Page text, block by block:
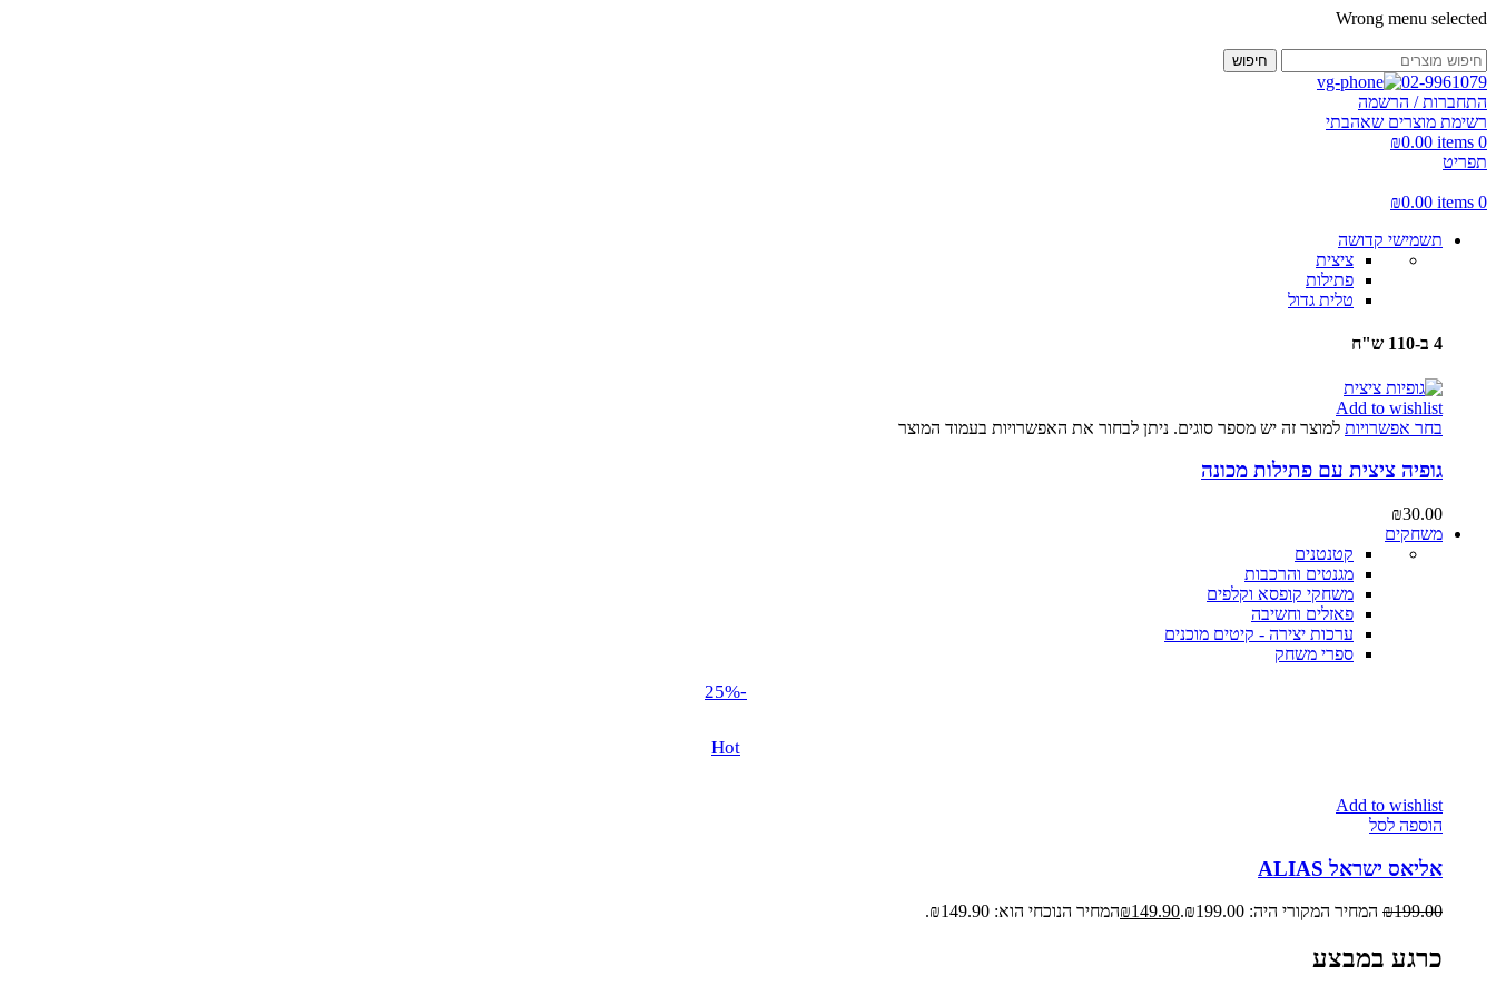
Wrong menu selected
חיפוש
02-9961079
התחברות / הרשמה
רשימת מוצרים שאהבתי
0
items
₪0.00
תפריט
0
items
₪0.00
תשמישי קדושה
ציצית
פתילות
טלית גדול
4 ב-110 ש"ח
Add to wishlist
בחר אפשרויות למוצר זה יש מספר סוגים. ניתן לבחור את האפשרויות בעמוד המוצר
גופיה ציצית עם פתילות מכונה
₪30.00
משחקים
קטנטנים
מגנטים והרכבות
משחקי קופסא וקלפים
פאזלים וחשיבה
ערכות יצירה - קיטים מוכנים
ספרי משחק
-25%
Hot
Add to wishlist
הוספה לסל
אליאס ישראל ALIAS
₪199.00 המחיר המקורי היה: ₪199.00. ₪149.90 המחיר הנוכחי הוא: ₪149.90.
כרגע במבצע